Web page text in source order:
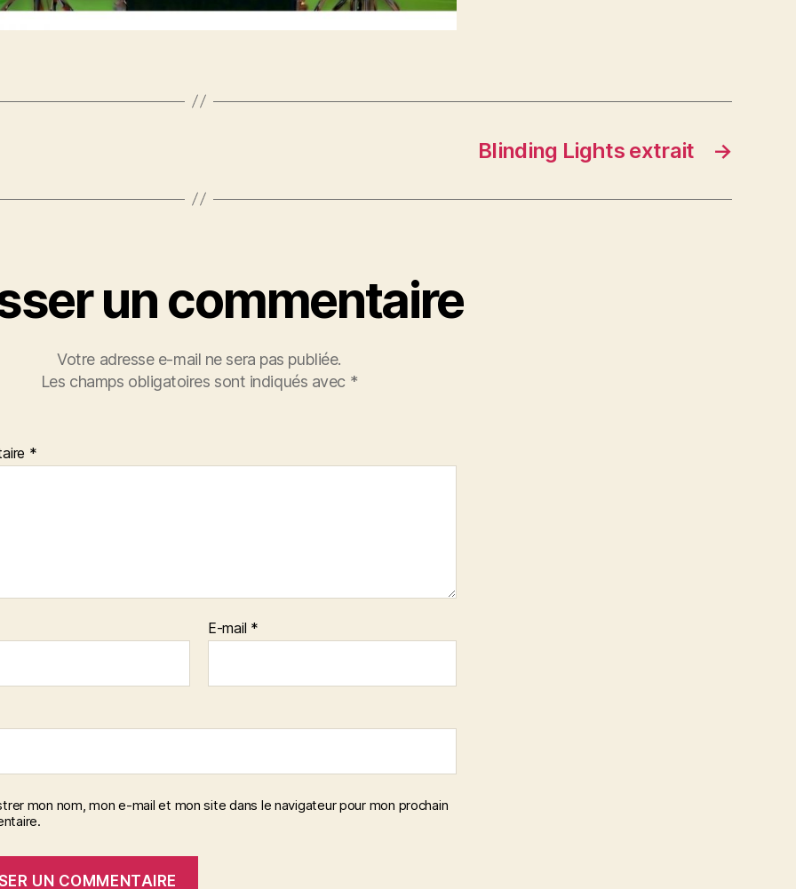
→
Blinding Lights extrait
un commentaire
Votre adresse e-mail ne sera pas publiée.
Les champs obligatoires sont indiqués avec *
*
E-mail *
mon nom, mon e-mail et mon site dans le navigateur pour mon prochain